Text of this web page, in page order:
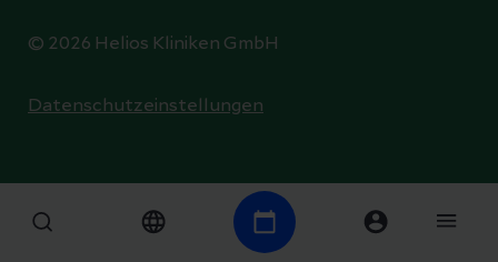
© 2026 Helios Kliniken GmbH
Datenschutzeinstellungen